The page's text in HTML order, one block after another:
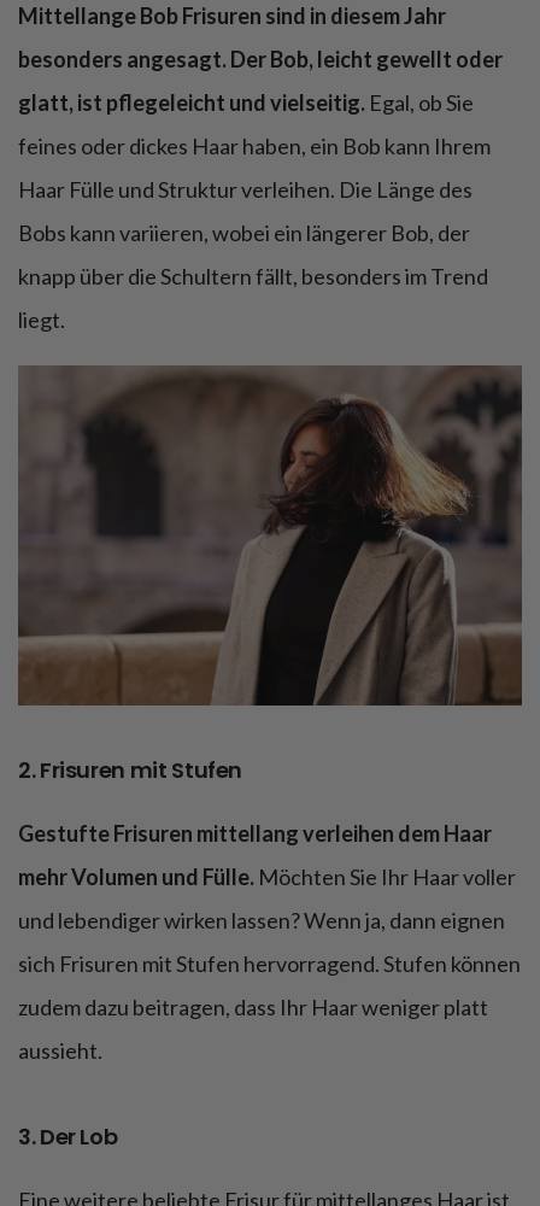
Mittellange Bob Frisuren sind in diesem Jahr
besonders angesagt. Der Bob, leicht gewellt oder
glatt, ist pflegeleicht und vielseitig. Egal, ob Sie
feines oder dickes Haar haben, ein Bob kann Ihrem
Haar Fülle und Struktur verleihen. Die Länge des
Bobs kann variieren, wobei ein längerer Bob, der
knapp über die Schultern fällt, besonders im Trend
liegt.
2. Frisuren mit Stufen
Gestufte Frisuren mittellang verleihen dem Haar
mehr Volumen und Fülle. Möchten Sie Ihr Haar voller
und lebendiger wirken lassen? Wenn ja, dann eignen
sich Frisuren mit Stufen hervorragend. Stufen können
zudem dazu beitragen, dass Ihr Haar weniger platt
aussieht.
3. Der Lob
Eine weitere beliebte Frisur für mittellanges Haar ist